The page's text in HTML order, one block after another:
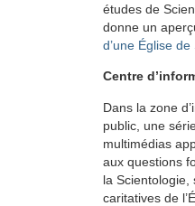
études de
donne un
d’une Église
Centre
Dans la zone
public, une
multimédias
aux questions
la Scientologie,
caritatives de